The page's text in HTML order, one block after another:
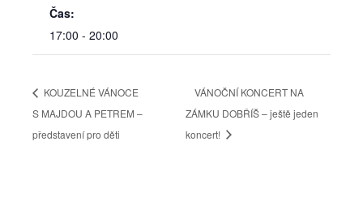
Čas:
17:00 - 20:00
KOUZELNÉ VÁNOCE
S MAJDOU A PETREM –
představení pro děti
VÁNOČNÍ KONCERT NA
ZÁMKU DOBŘÍŠ – ještě jeden
koncert!